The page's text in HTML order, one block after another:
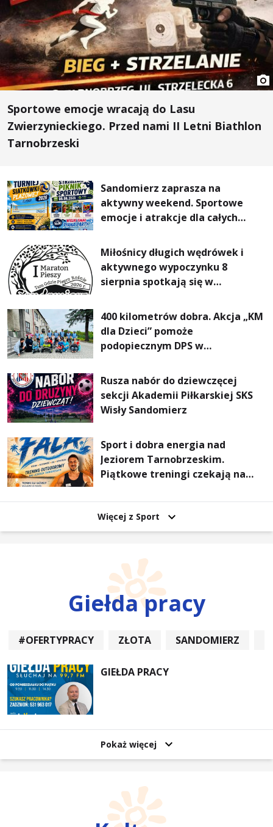
Sportowe emocje wracają do Lasu
Zwierzynieckiego. Przed nami II Letni Biathlon
Tarnobrzeski
Sandomierz zaprasza na
aktywny weekend. Sportowe
emocje i atrakcje dla całych
Miłośnicy długich wędrówek i
aktywnego wypoczynku 8
sierpnia spotkają się w
Pieszym „Tam Gdzie Pieprz
Rośnie”
400 kilometrów dobra. Akcja „KM
dla Dzieci” pomoże
podopiecznym DPS w
Rusza nabór do dziewczęcej
sekcji Akademii Piłkarskiej SKS
Wisły Sandomierz
Sport i dobra energia nad
Jeziorem Tarnobrzeskim.
Piątkowe treningi czekają na
Więcej z Sport
Giełda pracy
#OFERTYPRACY ZŁOTA SANDOMIERZ
GIEŁDA PRACY
Pokaż więcej